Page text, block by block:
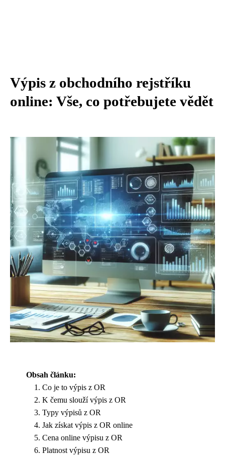
Výpis z obchodního rejstříku
online: Vše, co potřebujete vědět
Obsah článku:
Co je to výpis z OR
K čemu slouží výpis z OR
Typy výpisů z OR
Jak získat výpis z OR online
Cena online výpisu z OR
Platnost výpisu z OR